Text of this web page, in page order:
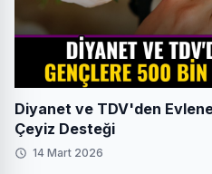
Diyanet ve TDV'den
Çeyiz Desteği
14 Mart 2026